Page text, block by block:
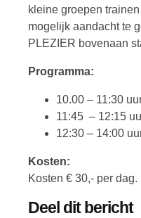
kleine groepen
mogelijk aandacht te
PLEZIER bovenaan
Programma:
10.00 – 11:30
11:45 – 12:15
12:30 – 14:00
Kosten:
Kosten € 30,- per dag.
Deel dit bericht